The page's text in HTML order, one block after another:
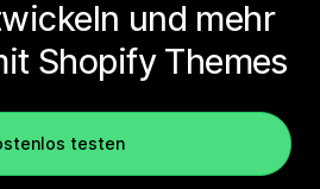
und mehr
Shopify Themes
testen